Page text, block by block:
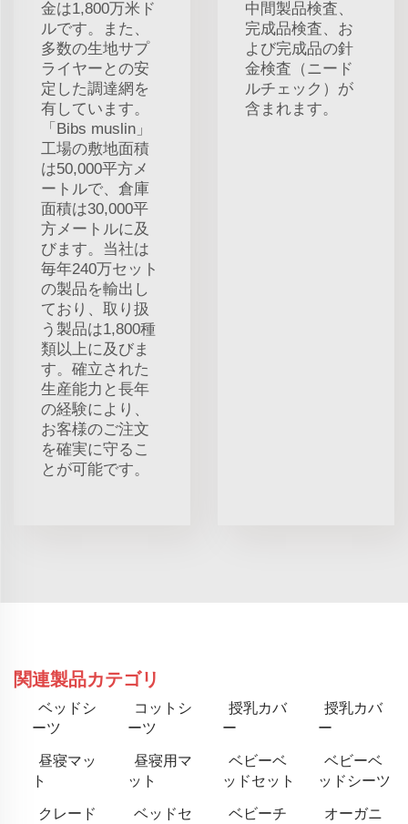
金は1,800万米ド
ルです。また、
多数の生地サプ
ライヤーとの安
定した調達網を
有しています。
「Bibs muslin」
工場の敷地面積
は50,000平方メ
ートルで、倉庫
面積は30,000平
方メートルに及
びます。当社は
毎年240万セット
の製品を輸出し
ており、取り扱
う製品は1,800種
類以上に及びま
す。確立された
生産能力と長年
の経験により、
お客様のご注文
を確実に守るこ
とが可能です。
中間製品検査、
完成品検査、お
よび完成品の針
金検査（ニード
ルチェック）が
含まれます。
関連製品カテゴリ
ベッドシ
ーツ
コットシ
ーツ
授乳カバ
ー
授乳カバ
ー
昼寝マッ
ト
昼寝用マ
ット
ベビーベ
ッドセット
ベビーベ
ッドシーツ
クレード
ベッドセ
ベビーチ
オーガニ